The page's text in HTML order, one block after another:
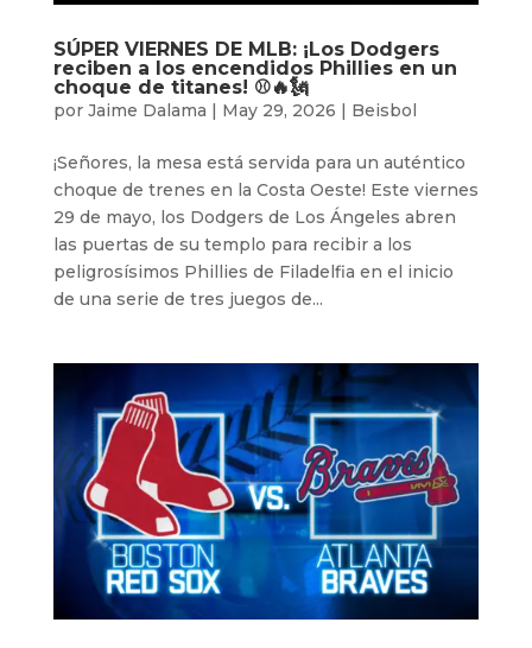
SÚPER VIERNES DE MLB: ¡Los Dodgers
reciben a los encendidos Phillies en un
choque de titanes! ⚾️🔥🗽
por Jaime Dalama | May 29, 2026 | Beisbol
¡Señores, la mesa está servida para un auténtico
choque de trenes en la Costa Oeste! Este viernes
29 de mayo, los Dodgers de Los Ángeles abren
las puertas de su templo para recibir a los
peligrosísimos Phillies de Filadelfia en el inicio
de una serie de tres juegos de...